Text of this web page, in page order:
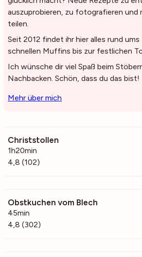
auszuprobieren, zu fotografieren und
teilen.
Seit 2012 findet ihr hier alles rund ums
schnellen Muffins bis zur festlichen
Ich wünsche dir viel Spaß beim
Nachbacken. Schön, dass du das bist!
Mehr über mich
Christstollen
1h20min
4,8 (102)
Obstkuchen vom Blech
45min
4,8 (302)